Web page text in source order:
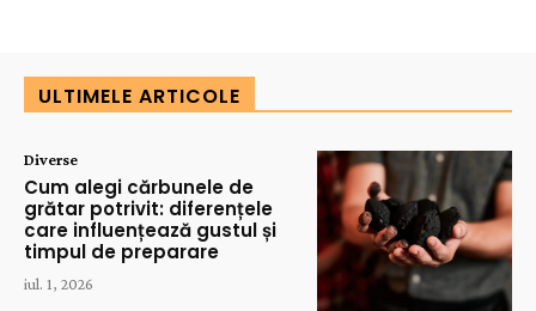
ULTIMELE ARTICOLE
Diverse
Cum alegi cărbunele de
grătar potrivit: diferențele
care influențează gustul și
timpul de preparare
iul. 1, 2026